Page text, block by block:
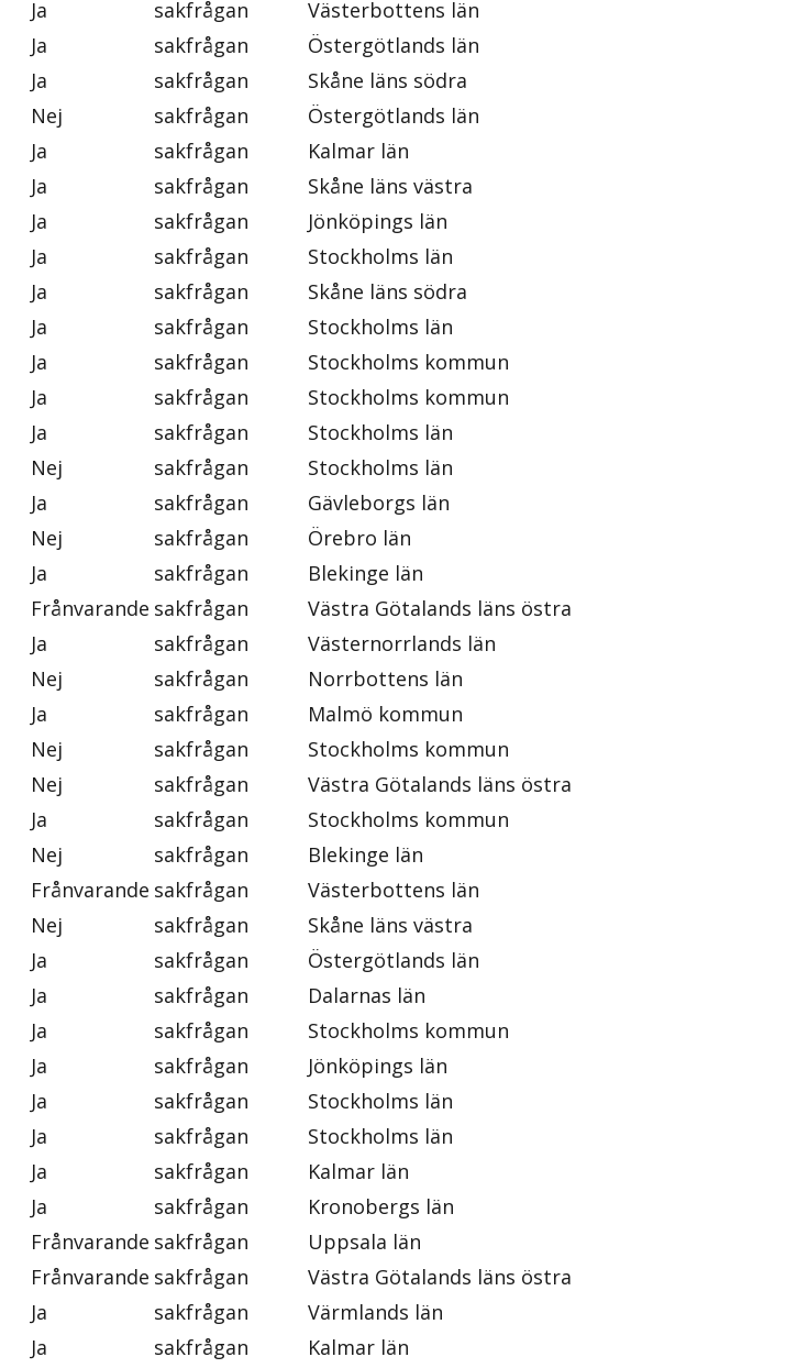
Ja sakfrågan
Västerbottens län
Ja sakfrågan
Östergötlands län
Ja sakfrågan
Skåne läns södra
Nej sakfrågan
Östergötlands län
Ja sakfrågan
Kalmar län
Ja sakfrågan
Skåne läns västra
Ja sakfrågan
Jönköpings län
Ja sakfrågan
Stockholms län
Ja sakfrågan
Skåne läns södra
Ja sakfrågan
Stockholms län
Ja sakfrågan
Stockholms kommun
Ja sakfrågan
Stockholms kommun
Ja sakfrågan
Stockholms län
Nej sakfrågan
Stockholms län
Ja sakfrågan
Gävleborgs län
Nej sakfrågan
Örebro län
Ja sakfrågan
Blekinge län
Frånvarande sakfrågan
Västra Götalands läns östra
Ja sakfrågan
Västernorrlands län
Nej sakfrågan
Norrbottens län
Ja sakfrågan
Malmö kommun
Nej sakfrågan
Stockholms kommun
Nej sakfrågan
Västra Götalands läns östra
Ja sakfrågan
Stockholms kommun
Nej sakfrågan
Blekinge län
Frånvarande sakfrågan
Västerbottens län
Nej sakfrågan
Skåne läns västra
Ja sakfrågan
Östergötlands län
Ja sakfrågan
Dalarnas län
Ja sakfrågan
Stockholms kommun
Ja sakfrågan
Jönköpings län
Ja sakfrågan
Stockholms län
Ja sakfrågan
Stockholms län
Ja sakfrågan
Kalmar län
Ja sakfrågan
Kronobergs län
Frånvarande sakfrågan
Uppsala län
Frånvarande sakfrågan
Västra Götalands läns östra
Ja sakfrågan
Värmlands län
Ja sakfrågan
Kalmar län